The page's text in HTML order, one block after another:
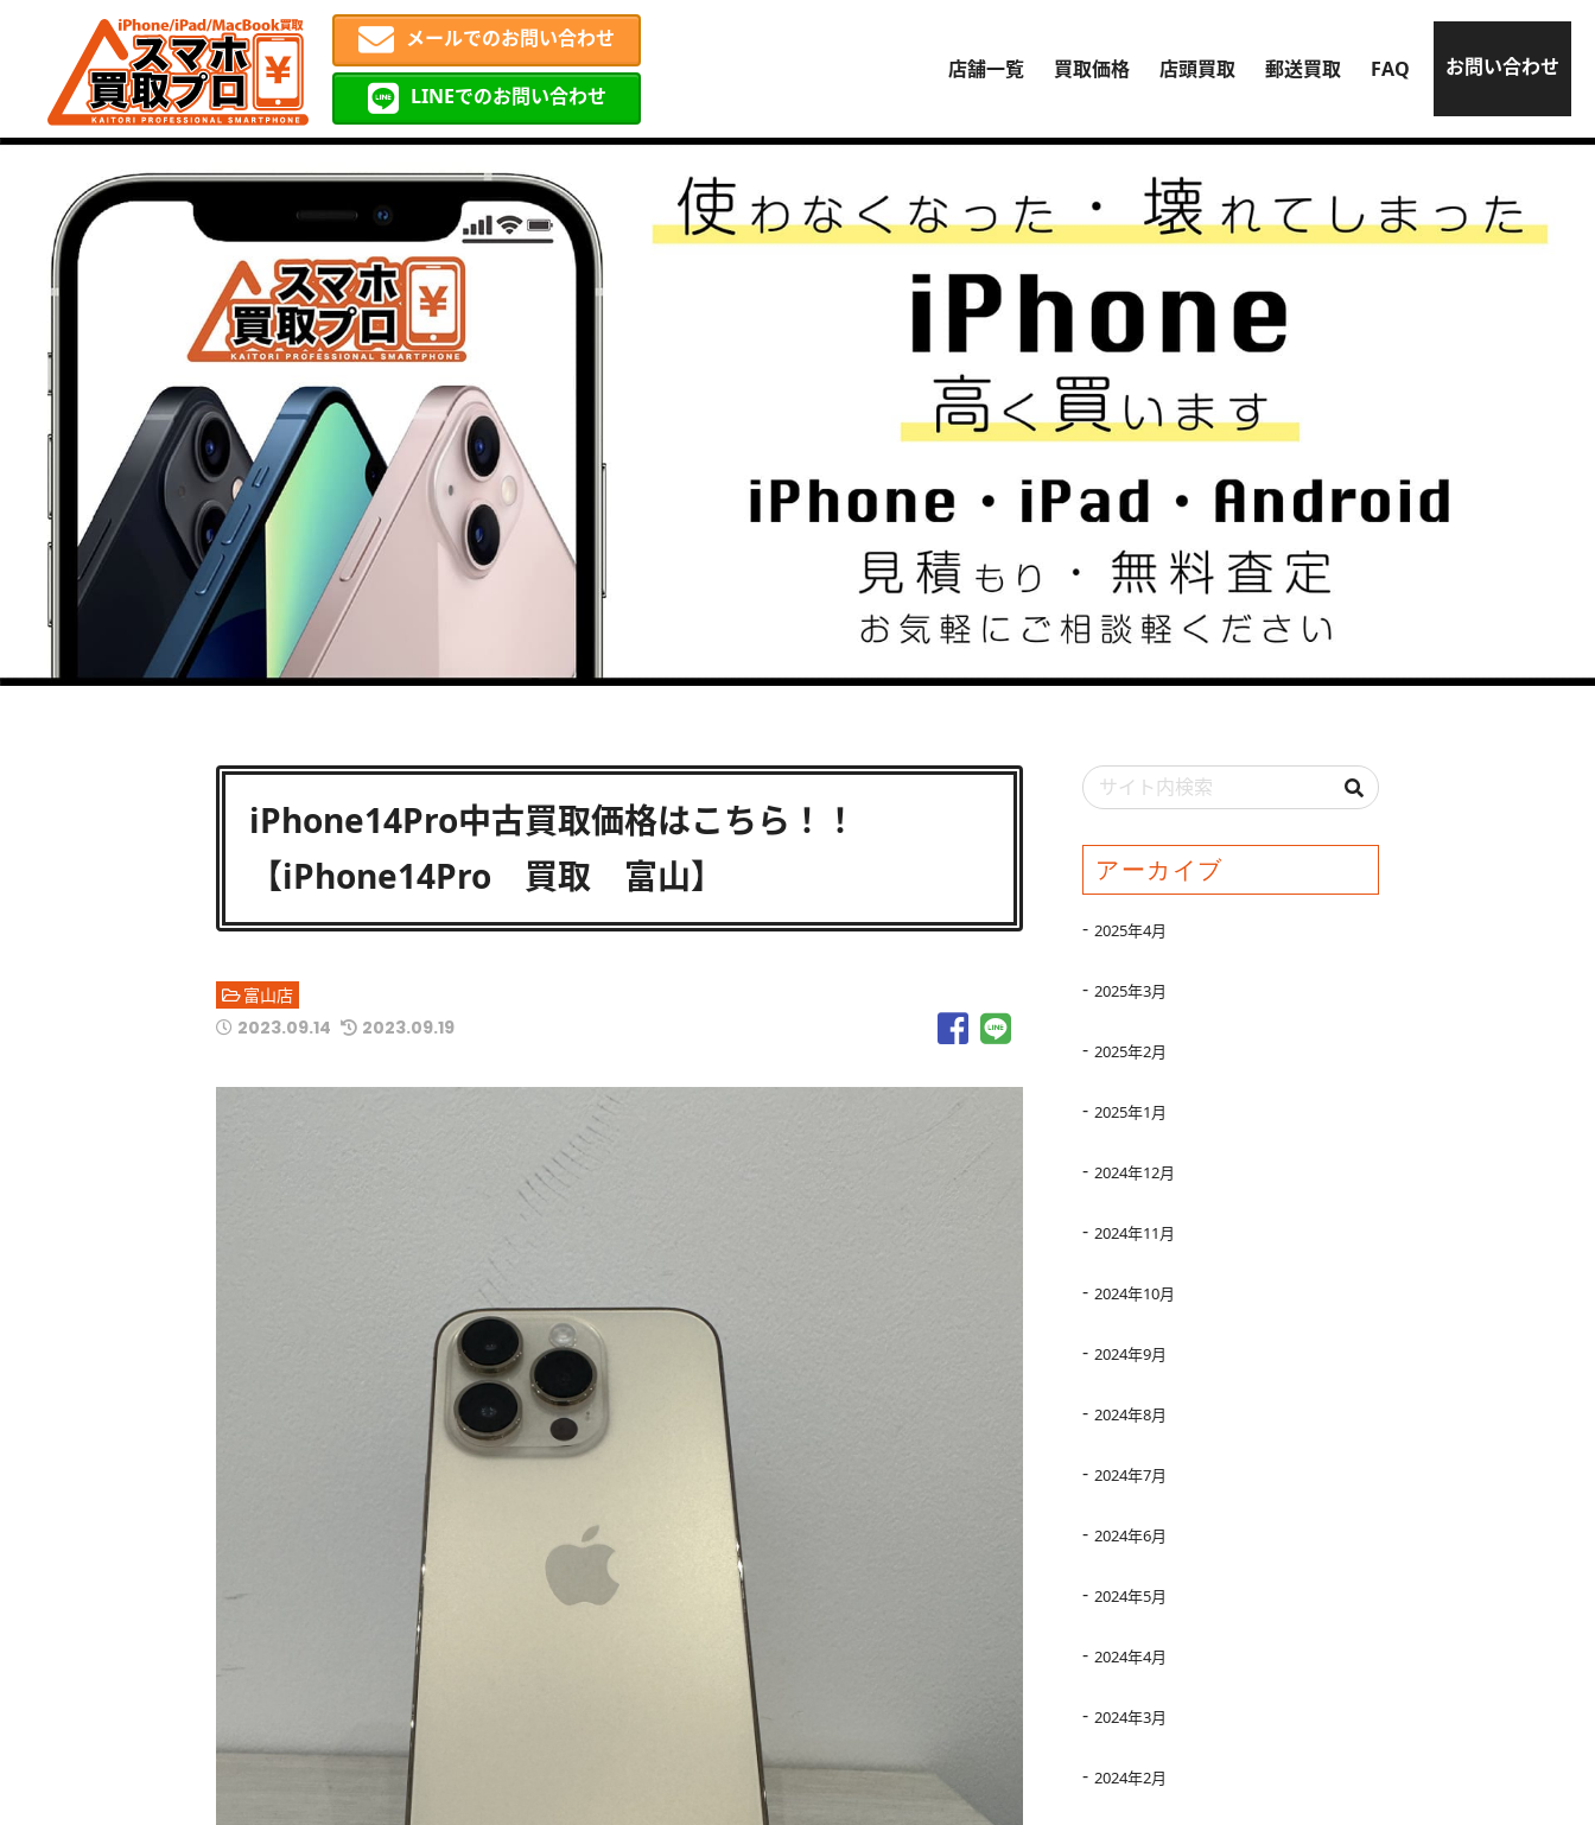
メールでのお問い合わせ
LINEでのお問い合わせ
店舗一覧 買取価格 店頭買取 郵送買取 FAQ お問い合わせ
iPhone14Pro中古買取価格はこちら！！
【iPhone14Pro 買取 富山】
富山店
2023.09.14 2023.09.19
アーカイブ
2025年4月
2025年3月
2025年2月
2025年1月
2024年12月
2024年11月
2024年10月
2024年9月
2024年8月
2024年7月
2024年6月
2024年5月
2024年4月
2024年3月
2024年2月